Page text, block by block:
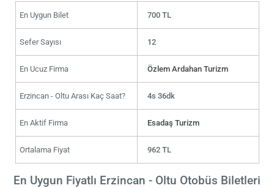
En Uygun Bilet 700 TL
Sefer Sayısı 12
En Ucuz Firma Özlem Ardahan Turizm
Erzincan - Oltu Arası Kaç Saat? 4s 36dk
En Aktif Firma Esadaş Turizm
Ortalama Fiyat 962 TL
En Uygun Fiyatlı Erzincan - Oltu Otobüs Biletleri